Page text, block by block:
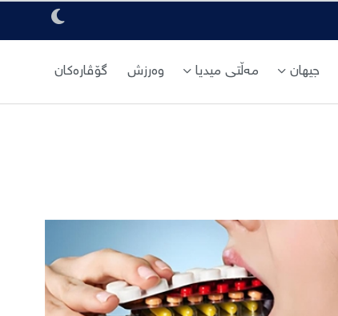
جیهان مەڵتی میدیا وەرزش گۆڤارەکان